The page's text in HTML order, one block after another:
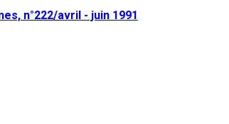
n°222/avril - juin 1991